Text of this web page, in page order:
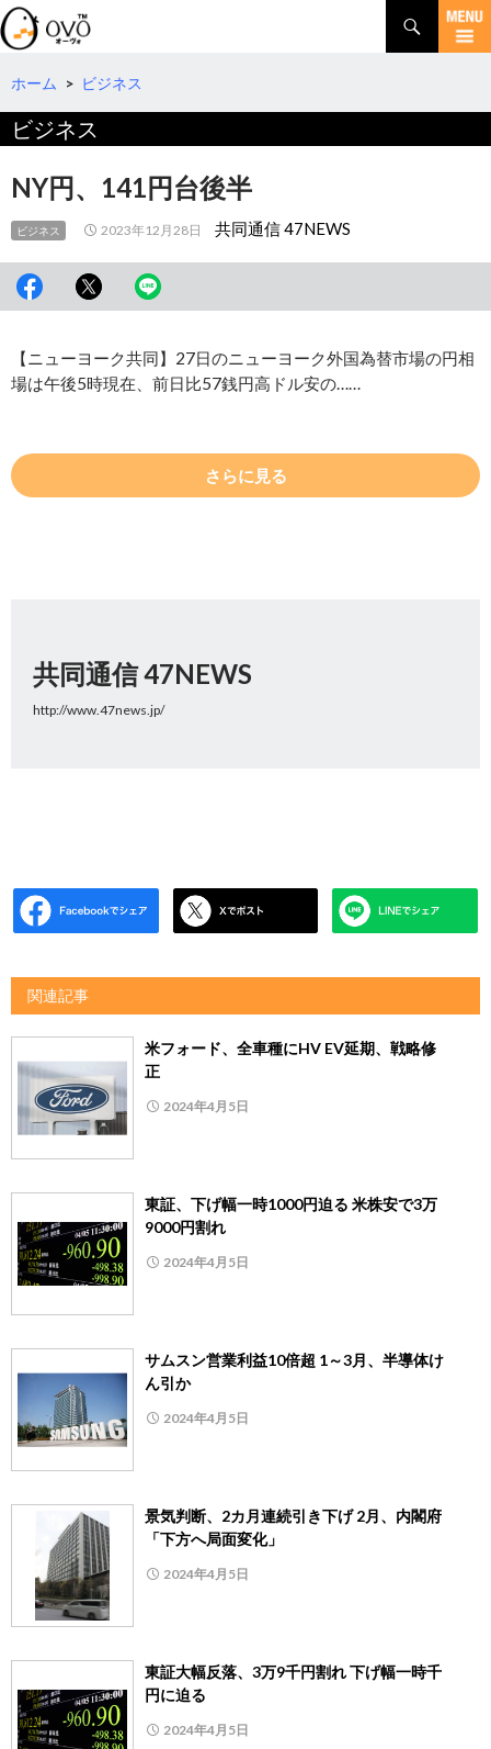
検
索
コ
テ
へ
移
動
ホーム > ビジネス
ビジネス
NY円、141円台後半
ビジネス 2023年12月28日 共同通信 47NEWS
【ニューヨーク共同】27日のニューヨーク外国為替市場の円相
場は午後5時現在、前日比57銭円高ドル安の……
さらに見る
共同通信 47NEWS
http://www.47news.jp/
関連記事
米フォード、全車種にHV EV延期、戦略修
正
2024年4月5日
東証、下げ幅一時1000円迫る 米株安で3万
9000円割れ
2024年4月5日
サムスン営業利益10倍超 1～3月、半導体け
ん引か
2024年4月5日
景気判断、2カ月連続引き下げ 2月、内閣府
「下方へ局面変化」
2024年4月5日
東証大幅反落、3万9千円割れ 下げ幅一時千
円に迫る
2024年4月5日